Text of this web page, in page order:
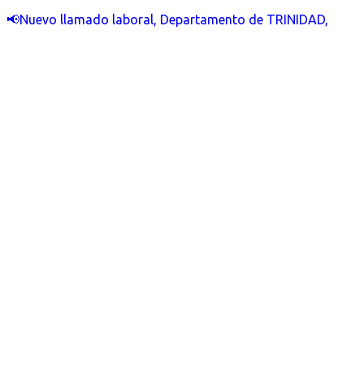
📢Nuevo llamado laboral, Departamento de TRINIDAD,